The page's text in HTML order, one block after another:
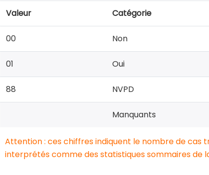
Valeur Catégorie
00 Non
01 Oui
88 NVPD
Manquants
Attention : ces chiffres indiquent le nombre de cas
interprétés comme des statistiques sommaires de